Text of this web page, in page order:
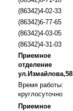
(86342)4-02-33
(86342)6-77-65
(86342)4-03-05
(86342)4-31-03
Приемное
отделение
ул.Измайлова,58
Время работы:
круглосуточно
Приемное